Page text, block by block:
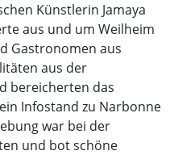
Künstlerin Jamaya
aus und um Weilheim
Gastronomen aus
aus der
bereicherten das
Infostand zu Narbonne
war bei der
und bot schöne